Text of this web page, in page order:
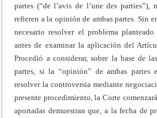
partes (“de l’avis de l’une des parties”),
refieren a la opinión de ambas partes. Sin
necesario resolver el problema
antes de examinar la aplicación del
Procedió a considerar, sobre la base de
partes, si la “opinión” de ambas partes
resolver la controversia mediante
presente procedimiento, la Corte
aportadas demuestran que, a la fecha de